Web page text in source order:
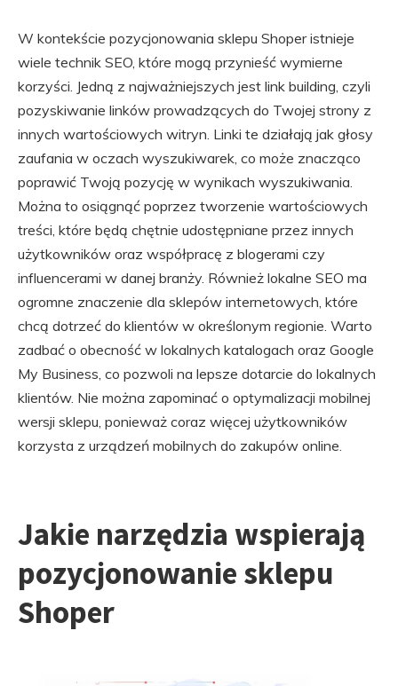
W kontekście pozycjonowania sklepu Shoper istnieje
wiele technik SEO, które mogą przynieść wymierne
korzyści. Jedną z najważniejszych jest link building, czyli
pozyskiwanie linków prowadzących do Twojej strony z
innych wartościowych witryn. Linki te działają jak głosy
zaufania w oczach wyszukiwarek, co może znacząco
poprawić Twoją pozycję w wynikach wyszukiwania.
Można to osiągnąć poprzez tworzenie wartościowych
treści, które będą chętnie udostępniane przez innych
użytkowników oraz współpracę z blogerami czy
influencerami w danej branży. Również lokalne SEO ma
ogromne znaczenie dla sklepów internetowych, które
chcą dotrzeć do klientów w określonym regionie. Warto
zadbać o obecność w lokalnych katalogach oraz Google
My Business, co pozwoli na lepsze dotarcie do lokalnych
klientów. Nie można zapominać o optymalizacji mobilnej
wersji sklepu, ponieważ coraz więcej użytkowników
korzysta z urządzeń mobilnych do zakupów online.
Jakie narzędzia wspierają
pozycjonowanie sklepu
Shoper